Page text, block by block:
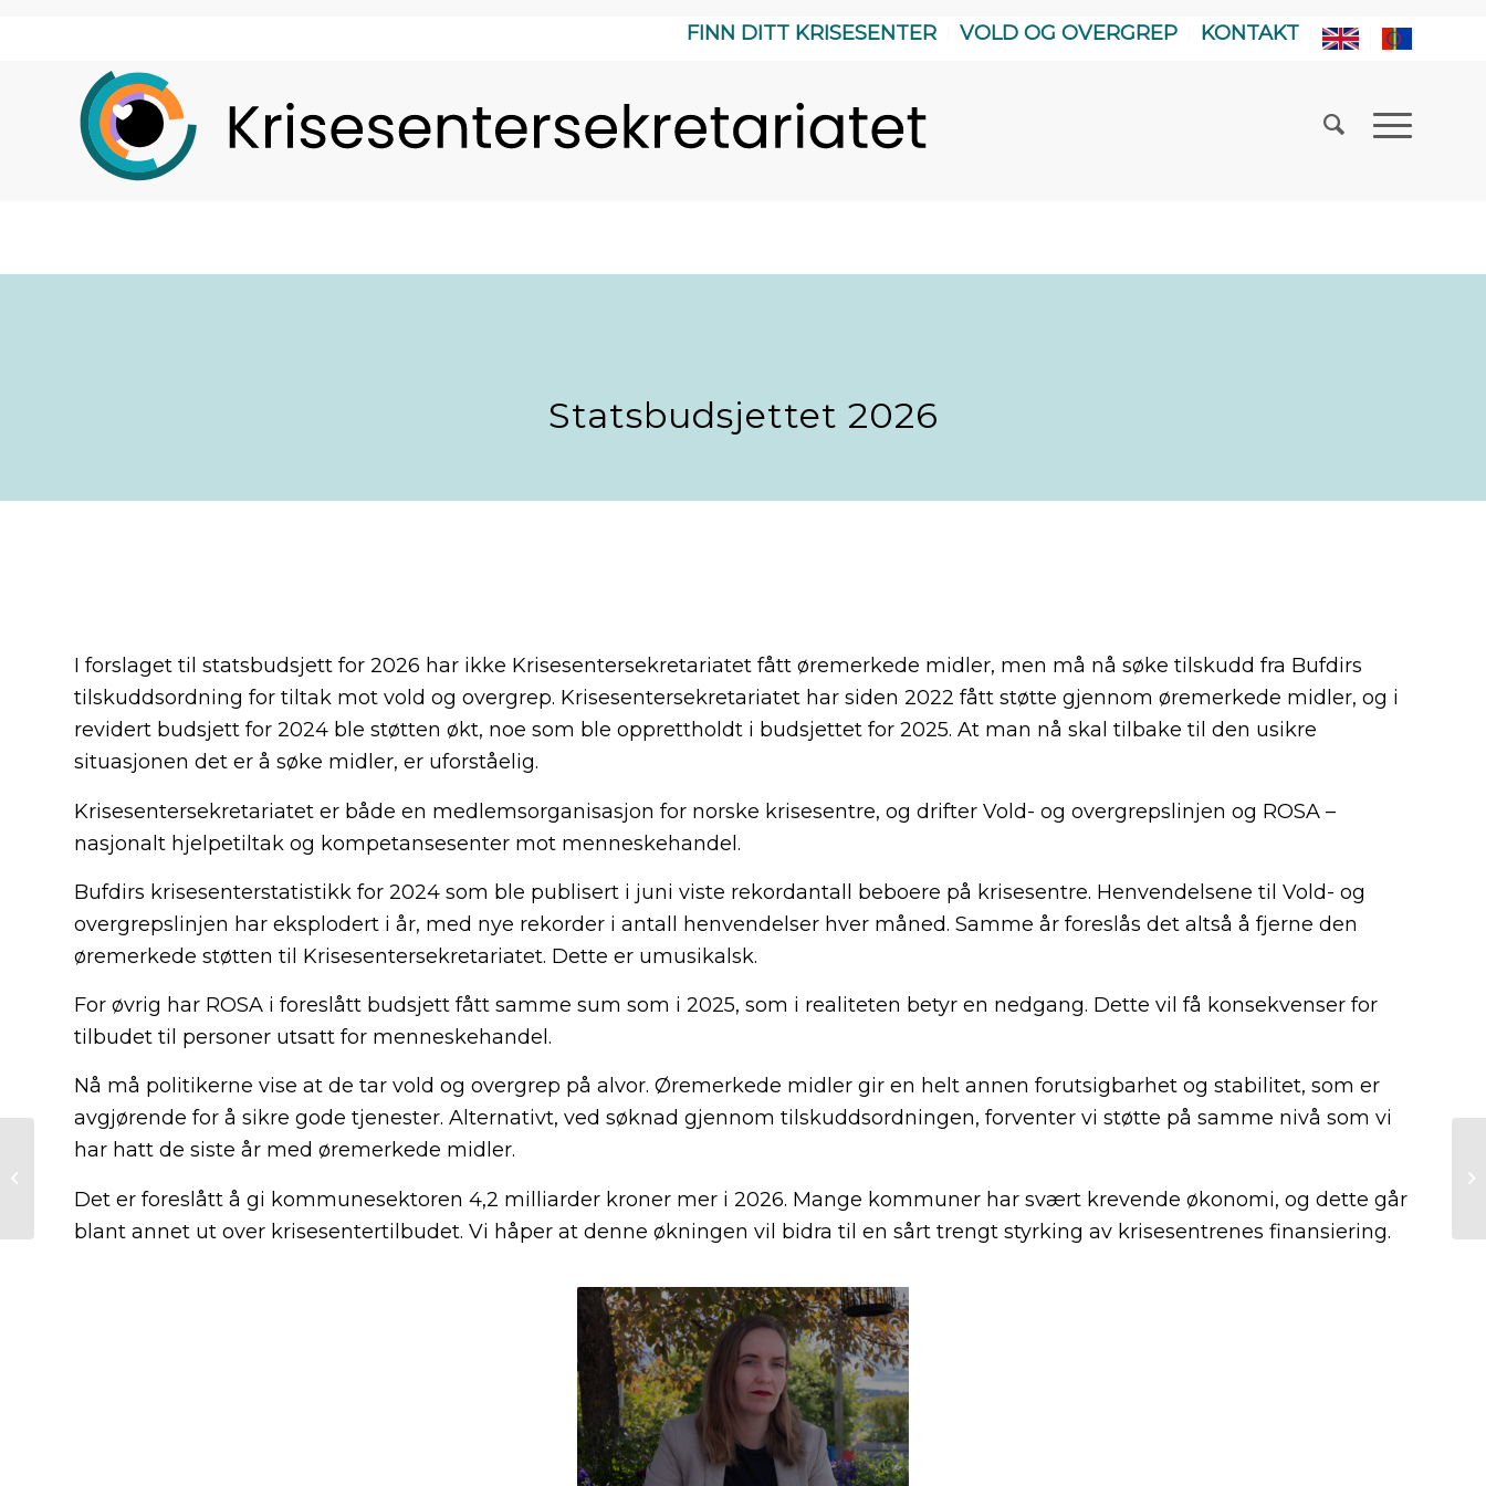
FINN DITT KRISESENTER VOLD OG OVERGREP KONTAKT
Statsbudsjettet 2026
I forslaget til statsbudsjett for 2026 har ikke Krisesentersekretariatet fått øremerkede midler, men må nå søke tilskudd fra Bufdirs
tilskuddsordning for tiltak mot vold og overgrep. Krisesentersekretariatet har siden 2022 fått støtte gjennom øremerkede midler, og i
revidert budsjett for 2024 ble støtten økt, noe som ble opprettholdt i budsjettet for 2025. At man nå skal tilbake til den usikre
situasjonen det er å søke midler, er uforståelig.
Krisesentersekretariatet er både en medlemsorganisasjon for norske krisesentre, og drifter Vold- og overgrepslinjen og ROSA –
nasjonalt hjelpetiltak og kompetansesenter mot menneskehandel.
Bufdirs krisesenterstatistikk for 2024 som ble publisert i juni viste rekordantall beboere på krisesentre. Henvendelsene til Vold- og
overgrepslinjen har eksplodert i år, med nye rekorder i antall henvendelser hver måned. Samme år foreslås det altså å fjerne den
øremerkede støtten til Krisesentersekretariatet. Dette er umusikalsk.
For øvrig har ROSA i foreslått budsjett fått samme sum som i 2025, som i realiteten betyr en nedgang. Dette vil få konsekvenser for
tilbudet til personer utsatt for menneskehandel.
Nå må politikerne vise at de tar vold og overgrep på alvor. Øremerkede midler gir en helt annen forutsigbarhet og stabilitet, som er
avgjørende for å sikre gode tjenester. Alternativt, ved søknad gjennom tilskuddsordningen, forventer vi støtte på samme nivå som vi
har hatt de siste år med øremerkede midler.
Det er foreslått å gi kommunesektoren 4,2 milliarder kroner mer i 2026. Mange kommuner har svært krevende økonomi, og dette går
blant annet ut over krisesentertilbudet. Vi håper at denne økningen vil bidra til en sårt trengt styrking av krisesentrenes finansiering.
Felles uttalelse om
krisesenterloven fra